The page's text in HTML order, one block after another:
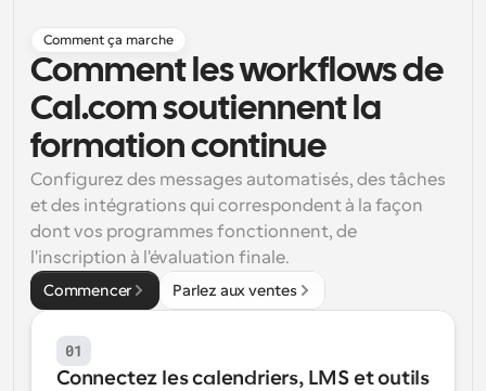
Programmation surpuissante avec des appels
alimentés par l'IA
Flux de travail
Automatiser la planification et les rappels
Blog
Restez à jour avec les dernières nouvelles et mises à
jour
Réunions instantanées
Rencontrez des clients en quelques minutes
Liens de groupe dynamique
Réservez facilement des réunions avec plusieurs
personnes
Webhooks
Soyez informé lorsque quelque chose se passe
Comment ça marche
Comment les workflows de
Cal.com soutiennent la
formation continue
Configurez des messages automatisés, des tâches
et des intégrations qui correspondent à la façon
dont vos programmes fonctionnent, de
l'inscription à l'évaluation finale.
Commencer Parlez aux ventes
01
Connectez les calendriers, LMS et outils